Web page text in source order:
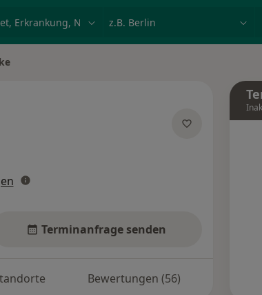
Terminanfrage senden
Bewertungen (56)